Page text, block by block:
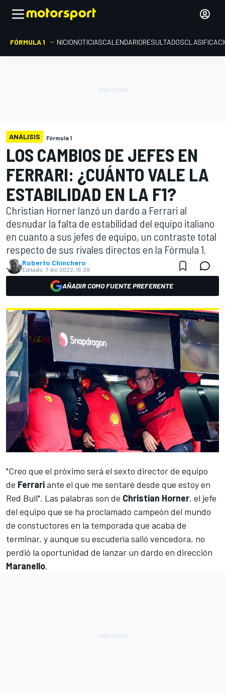
FÓRMULA 1 INICIONOTICIASCALENDARIORESULTADOS
ANÁLISIS Fórmula 1
LOS CAMBIOS DE JEFES EN
FERRARI: ¿CUÁNTO VALE LA
ESTABILIDAD EN LA F1?
Christian Horner lanzó un dardo a Ferrari al
desnudar la falta de estabilidad del equipo italiano
en cuanto a sus jefes de equipo, un contraste total
respecto de sus rivales directos en la Fórmula 1.
Roberto Chinchero
Editado: 7 dic 2022, 15:38
AÑADIR COMO FUENTE PREFERENTE
"Creo que el próximo será el sexto director de equipo
de Ferrariante el que me sentaré desde que estoy en
Red Bull". Las palabras son de Christian Horner, el jefe
del equipo que se ha proclamado campeón del mundo
de constuctores en la temporada que acaba de
terminar, y aunque su escudería salió vencedora, no
perdió la oportunidad de lanzar un dardo en dirección
Maranello.